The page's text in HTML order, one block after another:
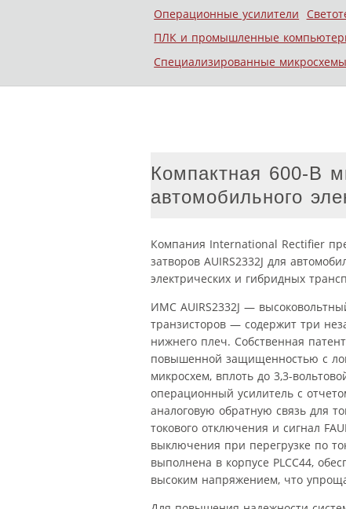
Операционные усилители
ПЛК и промышленные
Специализированные микросхемы
Компактная 600-В
автомобильного
Компания International Rectifier
затворов AUIRS2332J для
электрических и гибридных
ИМС AUIRS2332J —
транзисторов — содержит три
нижнего плеч. Собственная
повышенной защищенностью с
микросхем, вплоть до 3,3-
операционный усилитель с
аналоговую обратную связь для
токового отключения и сигнал
выключения при перегрузке по
выполнена в корпусе PLCC44,
высоким напряжением, что